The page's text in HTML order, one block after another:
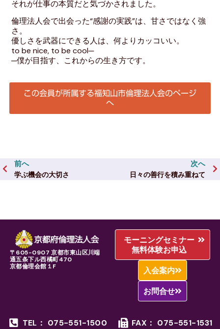
それが仕事の本質だと気づかされました。
倫理法人会で出会った“感謝の実践”は、甘さではなく強
さ。
優しさを武器にできる人は、何よりカッコいい。
to be nice, to be cool─
─僕が目指す、これからの生き方です。
この会員が所属する福知山市倫理法人会のページ
へ
前へ
学ぶ機会の大切さ
次へ
日々の善行を積み重ねて
〒605-0907 京都市東山区川端
通五条下ル西橘町470
京都倫理会館１F
モーニングセミナー
無料体験お申込
入会案内
お問合せ
TEL： 075-551-1500
FAX： 075-551-1531